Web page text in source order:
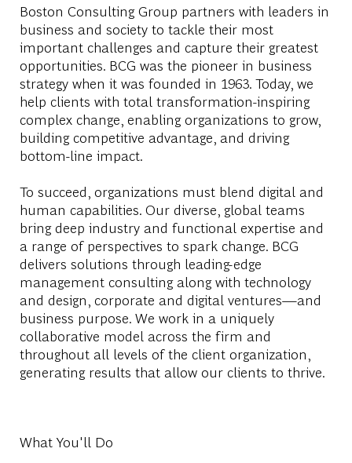
Boston Consulting Group partners with leaders in
business and society to tackle their most
important challenges and capture their greatest
opportunities. BCG was the pioneer in business
strategy when it was founded in 1963. Today, we
help clients with total transformation-inspiring
complex change, enabling organizations to grow,
building competitive advantage, and driving
bottom-line impact.
To succeed, organizations must blend digital and
human capabilities. Our diverse, global teams
bring deep industry and functional expertise and
a range of perspectives to spark change. BCG
delivers solutions through leading-edge
management consulting along with technology
and design, corporate and digital ventures—and
business purpose. We work in a uniquely
collaborative model across the firm and
throughout all levels of the client organization,
generating results that allow our clients to thrive.
What You'll Do